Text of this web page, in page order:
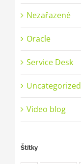
Nezařazené
Oracle
Service Desk
Uncategorized
Video blog
Štítky